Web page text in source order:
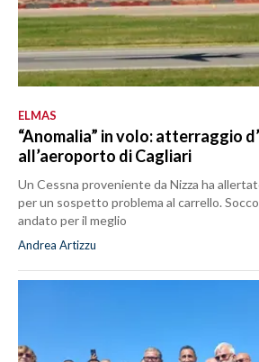
ELMAS
“Anomalia” in volo: atterraggio
all’aeroporto di Cagliari
Un Cessna proveniente da Nizza ha
per un sospetto problema al carrello.
andato per il meglio
Andrea Artizzu